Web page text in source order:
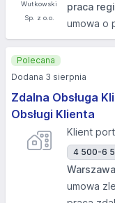
praca
umowa o
Zdalna Obsługa
Obsługi Klienta
Klient
4 500-6
Warszawa
umowa
Polecana
Dodana 3 sierpnia